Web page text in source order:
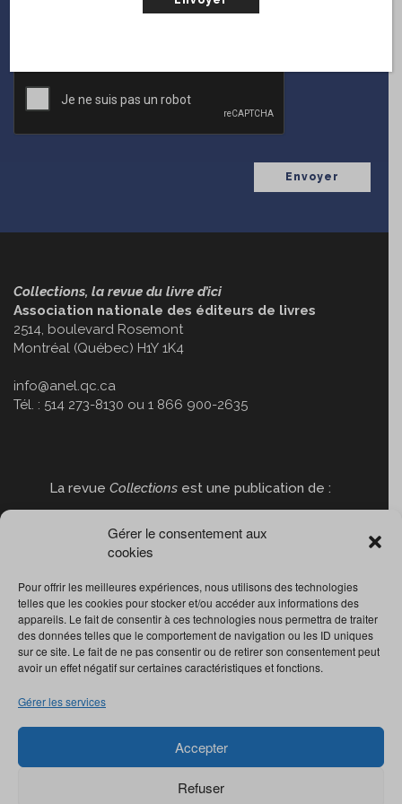
Gérer le consentement aux
cookies
Pour offrir les meilleures expériences, nous utilisons des technologies
telles que les cookies pour stocker et/ou accéder aux informations des
appareils. Le fait de consentir à ces technologies nous permettra de traiter
des données telles que le comportement de navigation ou les ID uniques
sur ce site. Le fait de ne pas consentir ou de retirer son consentement peut
avoir un effet négatif sur certaines caractéristiques et fonctions.
Gérer les services
Accepter
Refuser
CAPTCHA
Collections, la revue du livre d’ici
Association nationale des éditeurs de livres
2514, boulevard Rosemont
Montréal (Québec) H1Y 1K4
info@anel.qc.ca
Tél. : 514 273-8130 ou 1 866 900-2635
La revue Collections est une publication de :